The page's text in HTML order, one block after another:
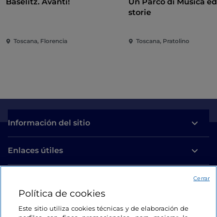
Toscana, Florencia
storie
Toscana, Pratolino
Información del sitio
Enlaces útiles
Estamos en contacto
Política de cookies
Este sitio utiliza cookies técnicas y de elaboración de
Cerrar